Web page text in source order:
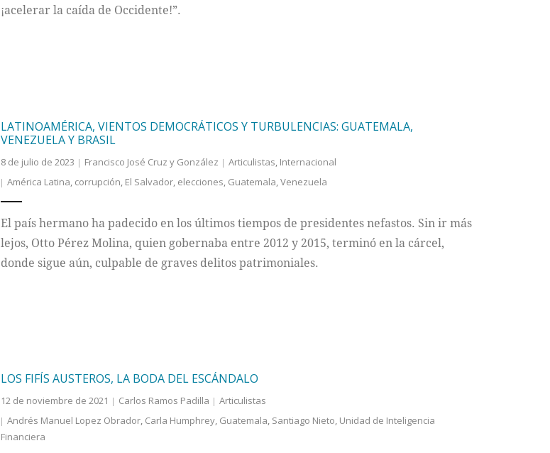
¡acelerar la caída de Occidente!”.
LATINOAMÉRICA, VIENTOS DEMOCRÁTICOS Y TURBULENCIAS: GUATEMALA,
VENEZUELA Y BRASIL
8 de julio de 2023 Francisco José Cruz y González Articulistas Internacional
América Latina corrupción El Salvador, elecciones Guatemala Venezuela
El país hermano ha padecido en los últimos tiempos de presidentes nefastos. Sin ir más
lejos, Otto Pérez Molina, quien gobernaba entre 2012 y 2015, terminó en la cárcel,
donde sigue aún, culpable de graves delitos patrimoniales.
LOS FIFÍS AUSTEROS, LA BODA DEL ESCÁNDALO
12 de noviembre de 2021 Carlos Ramos Padilla
Articulistas
Andrés Manuel Lopez Obrador, Carla Humphrey, Guatemala, Santiago Nieto, Unidad de Inteligencia
Financiera